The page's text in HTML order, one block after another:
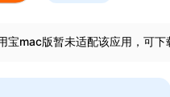
宝mac版暂未适配该应用，可